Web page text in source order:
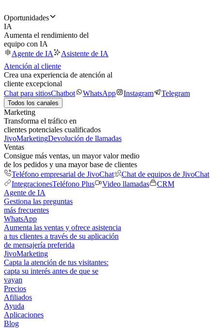
Oportunidades
IA
Aumenta el rendimiento del
equipo con IA
Agente de IA
Asistente de IA
Atención al cliente
Crea una experiencia de atención al
cliente excepcional
Chat para sitiosChatbot WhatsApp Instagram Telegram
Todos los canales
Marketing
Transforma el tráfico en
clientes potenciales cualificados
JivoMarketingDevolución de llamadas
Ventas
Consigue más ventas, un mayor valor medio
de los pedidos y una mayor base de clientes
Teléfono empresarial de JivoChat
Chat de equipos de JivoChat
IntegracionesTeléfono Plus Video llamadas
CRM
Agente de IA
Gestiona las preguntas
más frecuentes
WhatsApp
Aumenta las ventas y ofrece asistencia
a tus clientes a través de su aplicación
de mensajería preferida
JivoMarketing
Capta la atención de tus visitantes:
capta su interés antes de que se
vayan
Precios
Afiliados
Ayuda
Aplicaciones
Blog